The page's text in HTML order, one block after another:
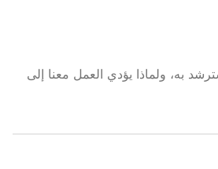
به، ولماذا يؤدي العمل معنا إلى